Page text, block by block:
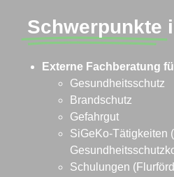
Schwerpunkte
Externe Fachberatung
Gesundheitsschutz
Brandschutz
Gefahrgut
SiGeKo-Tätigkeiten
Schulungen